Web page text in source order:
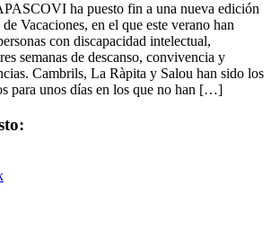
ha puesto fin a una nueva edición
Vacaciones, en el que este verano han
con discapacidad intelectual,
semanas de descanso, convivencia y
Cambrils, La Ràpita y Salou han sido los
para unos días en los que no han […]